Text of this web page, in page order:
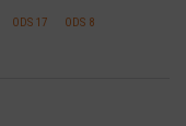
ODS 17 ODS 8